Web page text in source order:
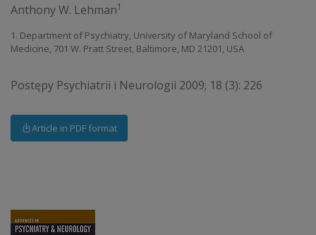
Anthony W. Lehman1
1. Department of Psychiatry, University of Maryland School of
Medicine, 701 W. Pratt Street, Baltimore, MD 21201, USA
Postępy Psychiatrii i Neurologii 2009; 18 (3): 226
Article in PDF format